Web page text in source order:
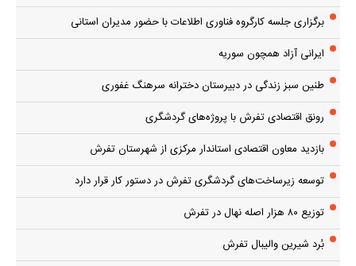
برگزاری جلسه کارگروه فناوری اطلاعات با حضور مدیران استانی
ایرانی آزاد همچون سوریه
طنین سبز زندگی در دبیرستان دخترانه سرهنگ غفوری
رونق اقتصادی تفرش با پروژه‌های گردشگری
بازدید معاون اقتصادی استاندار مرکزی از شهرستان تفرش
توسعه زیرساخت‌های گردشگری تفرش در دستور کار قرار دارد
توزیع ۸۰ هزار اصله نهال در تفرش
بُرد شیرین والیبال تفرش